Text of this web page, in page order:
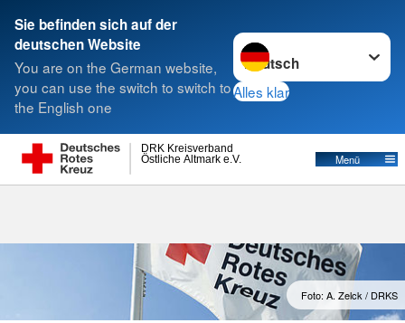
Sie befinden sich auf der
deutschen Website
You are on the German website,
you can use the switch to switch to
the English one
Sprache wechseln zu
Alles klar
Östliche Altmark e.V.
DRK Kreisverband
Menü
Suche
Kreisverbände
Foto: A. Zelck / DRKS